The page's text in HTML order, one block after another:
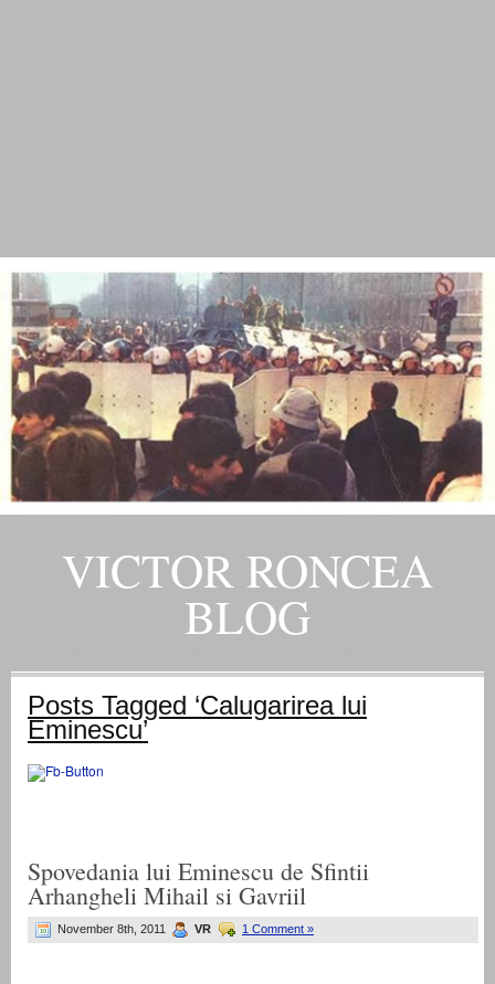
VICTOR RONCEA
BLOG
Posts Tagged ‘Calugarirea lui
Eminescu’
Spovedania lui Eminescu de Sfintii
Arhangheli Mihail si Gavriil
November 8th, 2011 VR 1 Comment »